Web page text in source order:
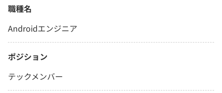
職種名
Androidエンジニア
ポジション
テックメンバー